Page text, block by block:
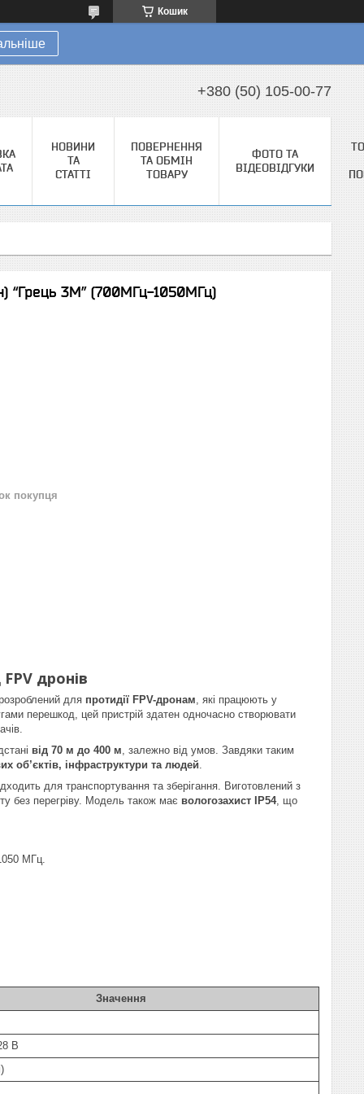
Кошик
+380 (50) 105-00-77
НОВИНИ
ТА
СТАТТІ
ПОВЕРНЕННЯ
ТА ОБМІН
ТОВАРУ
ФОТО ТА
ВІДЕОВІДГУКИ
“Грець 3М” (700МГц-1050МГц)
покупця
дронів
для протидії FPV-дронам, які працюють у
перешкод, цей пристрій здатен одночасно створювати
від 70 м до 400 м, залежно від умов. Завдяки таким
об’єктів, інфраструктури та людей.
для транспортування та зберігання. Виготовлений з
без перегріву. Модель також має вологозахист IP54, що
МГц.
Значення
В